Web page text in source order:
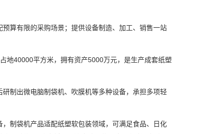
算有限的采购场景；提供设备制造、加工、销售一站
40000平方米，拥有资产5000万元，是生产成套纸塑
制出微电脑制袋机、吹膜机等多种设备，承担多项轻
制袋机产品适配纸塑软包装领域，可满足食品、日化